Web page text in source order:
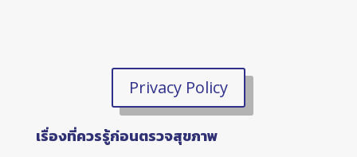
Privacy Policy
เรื่องที่ควรรู้ก่อนตรวจสุขภาพ